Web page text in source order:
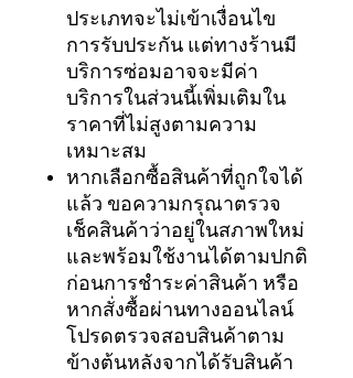
ประเภทจะไม่เข้าเงื่อนไข
การรับประกัน แต่ทางร้านมี
บริการซ่อมอาจจะมีค่า
บริการในส่วนนี้เพิ่มเติมใน
ราคาที่ไม่สูงตามความ
เหมาะสม
หากเลือกซื้อสินค้าที่ถูกใจได้
แล้ว ขอความกรุณาตรวจ
เช็คสินค้าว่าอยู่ในสภาพใหม่
และพร้อมใช้งานได้ตามปกติ
ก่อนการชำระค่าสินค้า หรือ
หากสั่งซื้อผ่านทางออนไลน์
โปรดตรวจสอบสินค้าตาม
ข้างต้นหลังจากได้รับสินค้า